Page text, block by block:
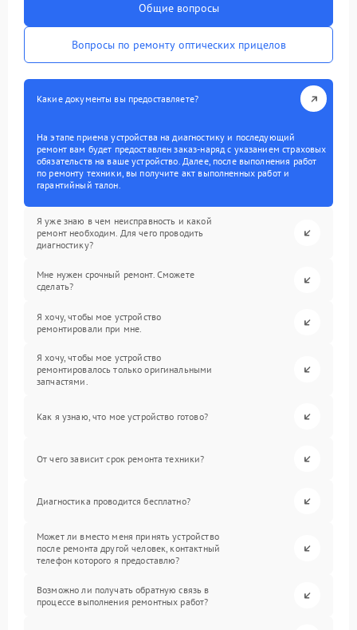
Общие вопросы
Вопросы по ремонту оптических прицелов
Какие документы вы предоставляете?
На этапе приема устройства на диагностику и последующий
ремонт вам будет предоставлен заказ-наряд с указанием страховых
обязательств на ваше устройство. Далее, после выполнения работ
по ремонту техники, вы получите акт выполненных работ и
гарантийный талон.
Я уже знаю в чем неисправность и какой
ремонт необходим. Для чего проводить
диагностику?
Мне нужен срочный ремонт. Сможете
сделать?
Я хочу, чтобы мое устройство
ремонтировали при мне.
Я хочу, чтобы мое устройство
ремонтировалось только оригинальными
запчастями.
Как я узнаю, что мое устройство готово?
От чего зависит срок ремонта техники?
Диагностика проводится бесплатно?
Может ли вместо меня принять устройство
после ремонта другой человек, контактный
телефон которого я предоставлю?
Возможно ли получать обратную связь в
процессе выполнения ремонтных работ?